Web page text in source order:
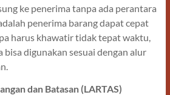
ke penerima tanpa ada perantara
penerima barang dapat cepat
harus khawatir tidak tepat waktu,
bisa digunakan sesuai dengan alur
dan Batasan (LARTAS)